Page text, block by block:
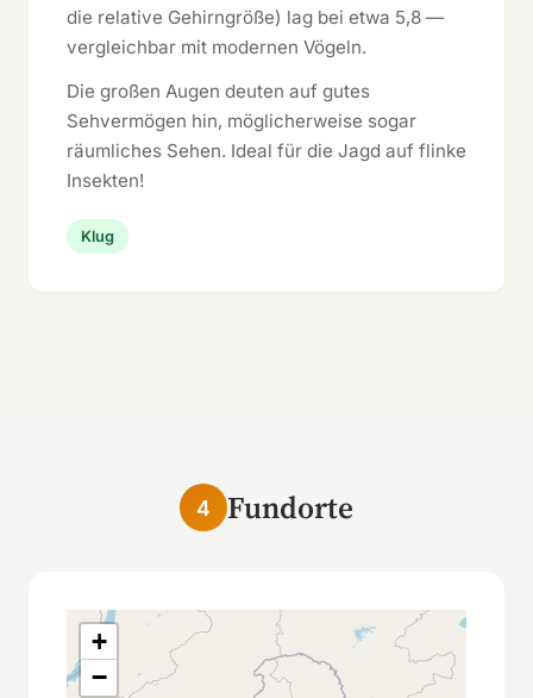
die relative Gehirngröße) lag bei etwa 5,8 —
vergleichbar mit modernen Vögeln.
Die großen Augen deuten auf gutes
Sehvermögen hin, möglicherweise sogar
räumliches Sehen. Ideal für die Jagd auf flinke
Insekten!
Klug
4 Fundorte
+
−